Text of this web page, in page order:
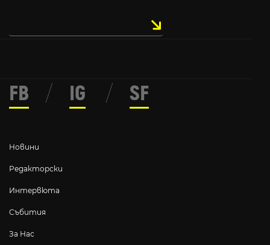
Новини
Редакторски
Интервюта
Събития
За Нас
FB / IG / SF